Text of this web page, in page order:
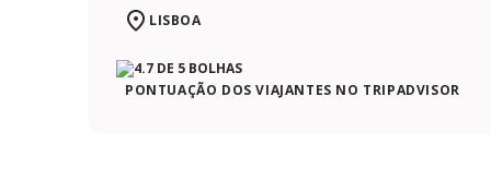
LISBOA
PONTUAÇÃO DOS VIAJANTES NO TRIPADVISOR